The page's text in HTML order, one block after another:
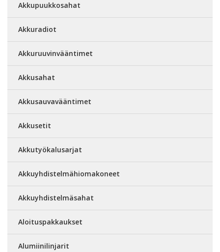
Akkupuukkosahat
Akkuradiot
Akkuruuvinvääntimet
Akkusahat
Akkusauvavääntimet
Akkusetit
Akkutyökalusarjat
Akkuyhdistelmähiomakoneet
Akkuyhdistelmäsahat
Aloituspakkaukset
Alumiinilinjarit